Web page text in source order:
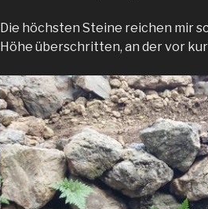
Die höchsten Steine reichen mir
Höhe überschritten, an der vor